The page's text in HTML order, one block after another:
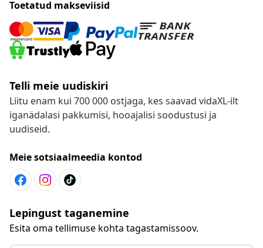
Toetatud makseviisid
Telli meie uudiskiri
Liitu enam kui 700 000 ostjaga, kes saavad vidaXL-ilt
iganädalasi pakkumisi, hooajalisi soodustusi ja
uudiseid.
Meie sotsiaalmeedia kontod
Lepingust taganemine
Esita oma tellimuse kohta tagastamissoov.